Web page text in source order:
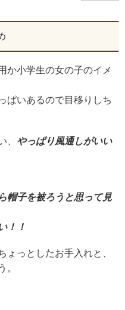
か小学生の女の子のイメ
ぱいあるので目移りしち
、 やっぱり風通しがいい
帽子を被ろうと思って見
！！
ょっとしたお手入れと、
。